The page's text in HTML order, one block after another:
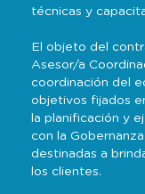
técnicas y
El objeto del
Asesor/a
coordinación del
objetivos fijados
la planificación y
con la
destinadas a
los clientes.